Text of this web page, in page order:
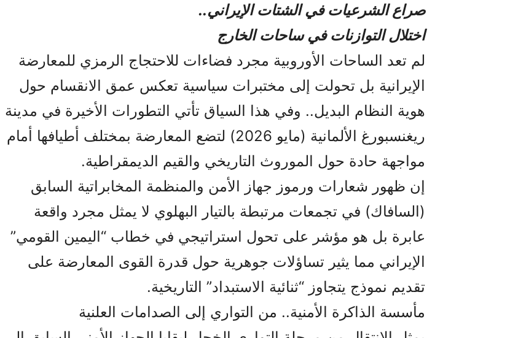
صراع الشرعيات في الشتات الإيراني..
اختلال التوازنات في ساحات الخارج
لم تعد الساحات الأوروبية مجرد فضاءات للاحتجاج الرمزي للمعارضة
الإيرانية بل تحولت إلى مختبرات سياسية تعكس عمق الانقسام حول
هوية النظام البديل.. وفي هذا السياق تأتي التطورات الأخيرة في مدينة
ريغنسبورغ الألمانية (مايو 2026) لتضع المعارضة بمختلف أطيافها أمام
مواجهة حادة حول الموروث التاريخي والقيم الديمقراطية.
إن ظهور شعارات ورموز جهاز الأمن والمنظمة المخابراتية السابق
(السافاك) في تجمعات مرتبطة بالتيار البهلوي لا يمثل مجرد واقعة
عابرة بل هو مؤشر على تحول استراتيجي في خطاب “اليمين القومي”
الإيراني مما يثير تساؤلات جوهرية حول قدرة القوى المعارضة على
تقديم نموذج يتجاوز “ثنائية الاستبداد” التاريخية.
مأسسة الذاكرة الأمنية.. من التواري إلى الصدامات العلنية